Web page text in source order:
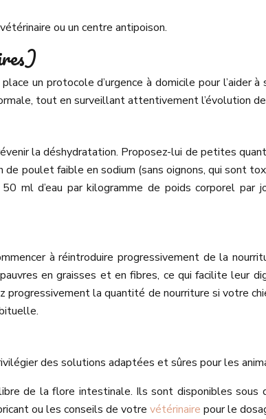
ou un centre antipoison.
un protocole d’urgence à domicile pour l’aider
tout en surveillant attentivement l’évolution
la déshydratation. Proposez-lui de petites
poulet faible en sodium (sans oignons, qui sont
ml d’eau par kilogramme de poids corporel
à réintroduire progressivement de la
en graisses et en fibres, ce qui facilite leur
progressivement la quantité de nourriture si votre
des solutions adaptées et sûres pour les
de la flore intestinale. Ils sont disponibles sous
ou les conseils de votre vétérinaire pour le